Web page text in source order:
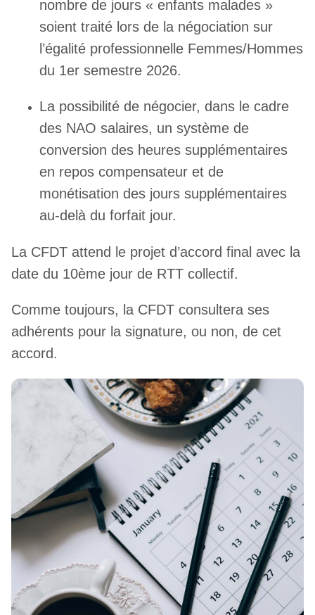
nombre de jours « enfants malades »
soient traité lors de la négociation sur
l’égalité professionnelle Femmes/Hommes
du 1er semestre 2026.
La possibilité de négocier, dans le cadre
des NAO salaires, un système de
conversion des heures supplémentaires
en repos compensateur et de
monétisation des jours supplémentaires
au-delà du forfait jour.
La CFDT attend le projet d’accord final avec la
date du 10ème jour de RTT collectif.
Comme toujours, la CFDT consultera ses
adhérents pour la signature, ou non, de cet
accord.